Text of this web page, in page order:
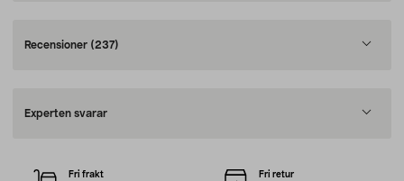
Recensioner (237)
Experten svarar
Fri frakt Fri retur